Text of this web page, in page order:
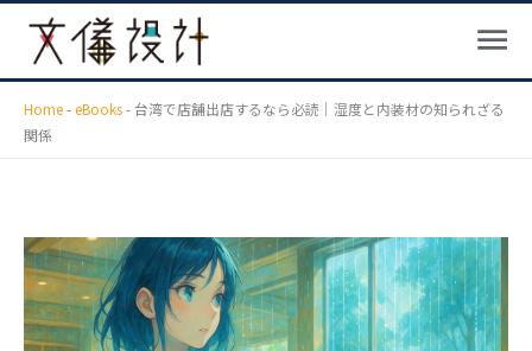
を
ニ
ュ
ー
Home-eBooks-台湾で店舗出店するなら必読｜湿度と内装材の知られざる
関係